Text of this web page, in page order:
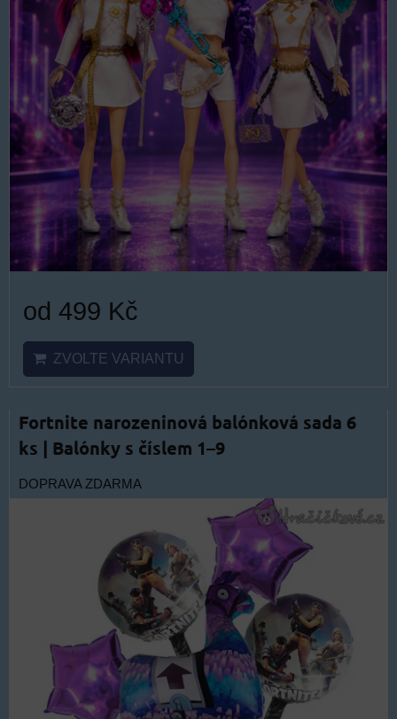
od 499 Kč
ZVOLTE VARIANTU
Fortnite narozeninová balónková sada 6
ks | Balónky s číslem 1–9
DOPRAVA ZDARMA